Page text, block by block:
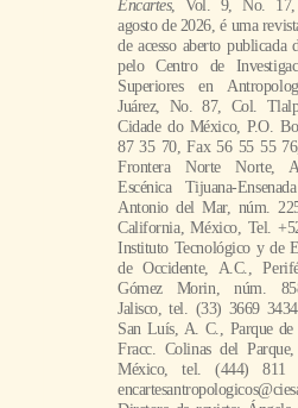
Instituto Tecnológico y de
de Occidente, A.C.,
Gómez Morin, núm.
Jalisco, tel. (33) 3669
San Luís, A. C., Parque
Fracc. Colinas del
México, tel. (444) 811
Diretora da revista: Ángela
Castellanos. Hospedada em
Responsável pela última
edição: Arthur Temporal
última atualização: 20 de